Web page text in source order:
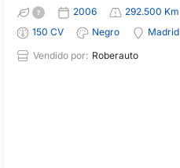
2006 292.500 Km
150 CV
Negro
Madrid
Vendido por: Roberauto